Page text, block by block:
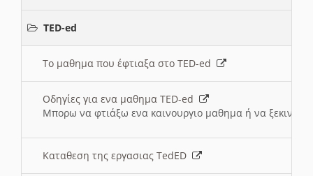
TED-ed
Το μαθημα που έφτιαξα στο TED-ed
Οδηγίες για ενα μαθημα TED-ed
Μπορω να φτιάξω ενα καινουργιο μαθημα ή να
Καταθεση της εργασιας TedED